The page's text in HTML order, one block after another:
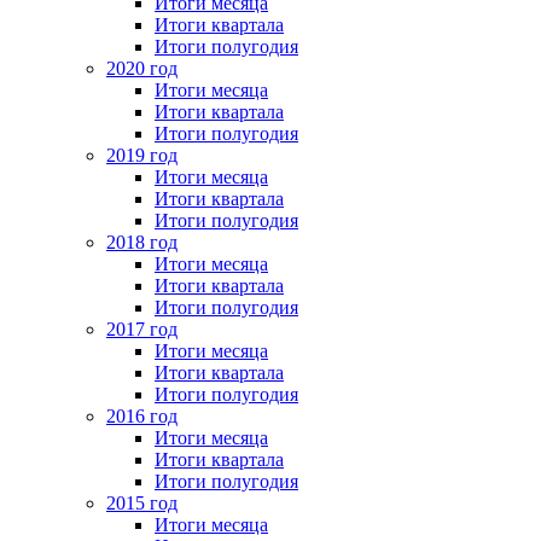
Итоги квартала
Итоги полугодия
2020 год
Итоги месяца
Итоги квартала
Итоги полугодия
2019 год
Итоги месяца
Итоги квартала
Итоги полугодия
2018 год
Итоги месяца
Итоги квартала
Итоги полугодия
2017 год
Итоги месяца
Итоги квартала
Итоги полугодия
2016 год
Итоги месяца
Итоги квартала
Итоги полугодия
2015 год
Итоги месяца